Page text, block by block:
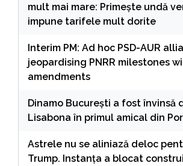
mult mai mare: Primește undă
impune tarifele mult dorite
Interim PM: Ad hoc PSD-AUR
jeopardising PNRR milestones
amendments
Dinamo București a fost învinsă
Lisabona în primul amical din
Astrele nu se aliniază deloc
Trump. Instanța a blocat